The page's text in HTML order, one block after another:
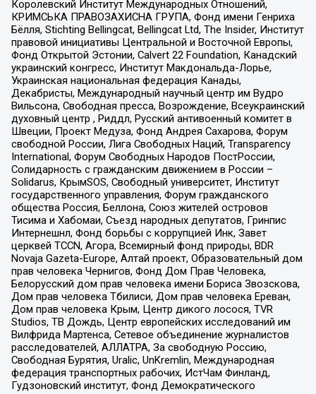
Королевский Институт Международных Отношений,
КРИМСЬКА ПРАВОЗАХИСНА ГРУПА, Фонд имени Генриха
Бёлля, Stichting Bellingcat, Bellingcat Ltd, The Insider, Институт
правовой инициативы Центральной и Восточной Европы,
Фонд Открытой Эстонии, Calvert 22 Foundation, Канадский
украинский конгресс, Институт Макдональда-Лорье,
Украинская национальная федерация Канады,
Декабристы, Международный научный центр им Вудро
Вильсона, Свободная пресса, Возрождение, Всеукраинский
духовный центр , Риддл, Русский антивоенный комитет в
Швеции, Проект Медуза, Фонд Андрея Сахарова, Форум
свободной России, Лига Свободных Наций, Transparеncy
International, Форум Свободных Народов ПостРоссии,
Солидарность с гражданским движением в России –
Solidarus, КрымSOS, Свободный университет, Институт
государственного управления, Форум гражданского
общества Россия, Беллона, Союз жителей островов
Тисима и Хабомаи, Съезд народных депутатов, Гринпис
Интернешнл, Фонд борьбы с коррупцией Инк, Завет
церквей TCCN, Агора, Всемирный фонд природы, BDR
Novaja Gazeta-Europe, Алтай проект, Образовательный дом
прав человека Чернигов, Фонд Дом Прав Человека,
Белорусский дом прав человека имени Бориса Звозскова,
Дом прав человека Тбилиси, Дом прав человека Ереван,
Дом прав человека Крым, Центр дикого лосося, TVR
Studios, ТВ Дождь, Центр европейских исследований им
Вилфрида Мартенса, Сетевое объединение журналистов
расследователей, АЛЛАТРА, За свободную Россию,
Свободная Бурятия, Uralic, UnKremlin, Международная
федерация транспортных рабочих, ИстЧам Финланд,
Гудзоновский институт, Фонд Демократического